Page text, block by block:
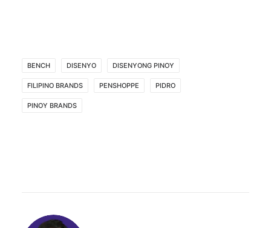
BENCH DISENYO DISENYONG PINOY
FILIPINO BRANDS PENSHOPPE PIDRO
PINOY BRANDS